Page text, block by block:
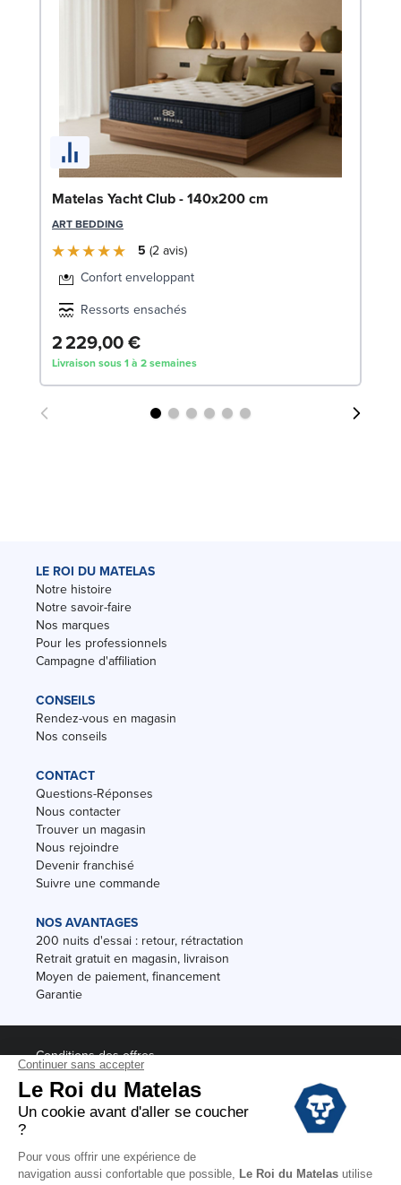
Matelas Yacht Club - 140x200 cm
ART BEDDING
5 2avis
Confort enveloppant
Ressorts ensachés
2 229,00 €
Livraison sous 1 à 2 semaines
LE ROI DU MATELAS
Notre histoire
Notre savoir-faire
Nos marques
Pour les professionnels
Campagne d'affiliation
CONSEILS
Rendez-vous en magasin
Nos conseils
CONTACT
Questions-Réponses
Nous contacter
Trouver un magasin
Nous rejoindre
Devenir franchisé
Suivre une commande
NOS AVANTAGES
200 nuits d'essai : retour, rétractation
Retrait gratuit en magasin, livraison
Moyen de paiement, financement
Garantie
Conditions des offres
Black Friday
Destockage
Soldes
Conditions Générales de vente magasin
Conditions Générales de vente internet